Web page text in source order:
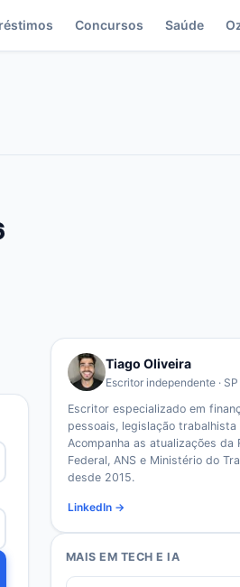
Concursos Saúde
Tiago Oliveira
Escritor independente · SP
Escritor especializado em
pessoais, legislação trabalhista
Acompanha as atualizações da
Federal, ANS e Ministério do
desde 2015.
LinkedIn →
MAIS EM TECH E IA